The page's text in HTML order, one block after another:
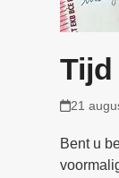
21
Bent u